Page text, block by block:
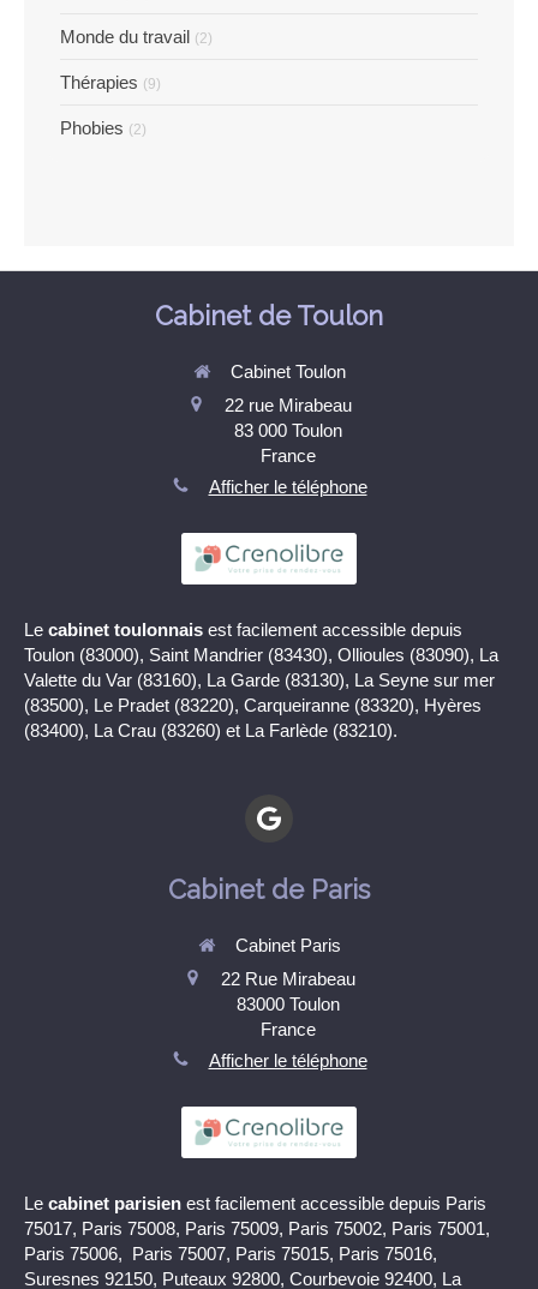
Monde du travail (2)
Thérapies (9)
Phobies (2)
Cabinet de Toulon
Cabinet Toulon
22 rue Mirabeau
83 000 Toulon
France
Afficher le téléphone
Le cabinet toulonnais est facilement accessible depuis
Toulon (83000), Saint Mandrier (83430), Ollioules (83090), La
Valette du Var (83160), La Garde (83130), La Seyne sur mer
(83500), Le Pradet (83220), Carqueiranne (83320), Hyères
(83400), La Crau (83260) et La Farlède (83210).
Cabinet de Paris
Cabinet Paris
22 Rue Mirabeau
83000 Toulon
France
Afficher le téléphone
Le cabinet parisien est facilement accessible depuis Paris
75017, Paris 75008, Paris 75009, Paris 75002, Paris 75001,
Paris 75006, Paris 75007, Paris 75015, Paris 75016,
Suresnes 92150, Puteaux 92800, Courbevoie 92400, La